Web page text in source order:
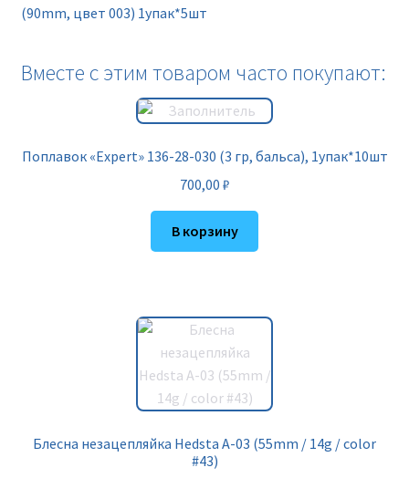
(90mm, цвет 003) 1упак*5шт
Вместе с этим товаром часто покупают:
Поплавок «Expert» 136-28-030 (3 гр, бальса), 1упак*10шт
700,00 ₽
В корзину
Блесна незацепляйка Hedsta A-03 (55mm / 14g / color
#43)